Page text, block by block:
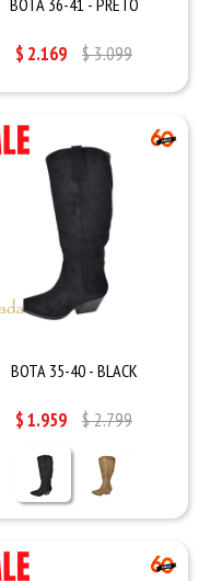
BOTA 36-41 - PRETO
$ 2.169 $3.099
BOTA 35-40 - BLACK
$1.959 $2.799